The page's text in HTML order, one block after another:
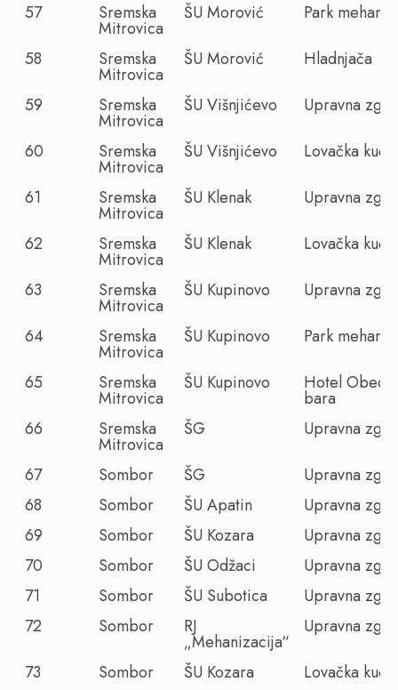
57
Sremska
Mitrovica
ŠU Morović
Park
58
Sremska
Mitrovica
ŠU Morović
Hladnjača
59
Sremska
Mitrovica
ŠU Višnjićevo
Upravna
60
Sremska
Mitrovica
ŠU Višnjićevo
Lovačka kuća
61
Sremska
Mitrovica
ŠU Klenak
Upravna
62
Sremska
Mitrovica
ŠU Klenak
Lovačka kuća
63
Sremska
Mitrovica
ŠU Kupinovo
Upravna
64
Sremska
Mitrovica
ŠU Kupinovo
Park
65
Sremska
Mitrovica
ŠU Kupinovo Hotel
bara
66
Sremska
Mitrovica
ŠG
Upravna
67
Sombor ŠG
Upravna
68
Sombor ŠU Apatin
Upravna
69
Sombor ŠU Kozara
Upravna
70
Sombor ŠU Odžaci
Upravna
71
Sombor ŠU Subotica
Upravna
72
Sombor RJ
„Mehanizacija“
Upravna
73
Sombor ŠU Kozara
Lovačka kuća